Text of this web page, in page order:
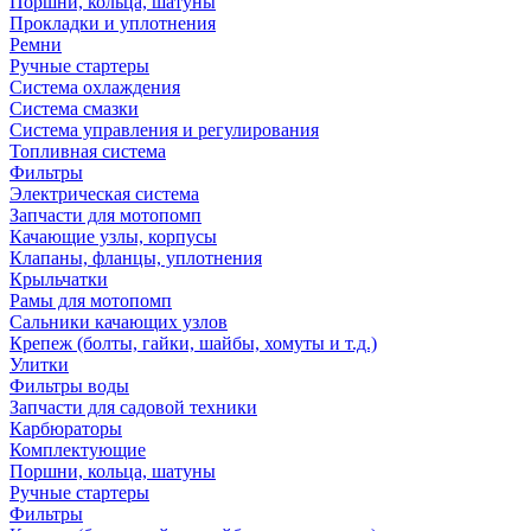
Прокладки и уплотнения
Ремни
Ручные стартеры
Система охлаждения
Система смазки
Система управления и регулирования
Топливная система
Фильтры
Электрическая система
Запчасти для мотопомп
Качающие узлы, корпусы
Клапаны, фланцы, уплотнения
Крыльчатки
Рамы для мотопомп
Сальники качающих узлов
Крепеж (болты, гайки, шайбы, хомуты и т.д.)
Улитки
Фильтры воды
Запчасти для садовой техники
Карбюраторы
Комплектующие
Поршни, кольца, шатуны
Ручные стартеры
Фильтры